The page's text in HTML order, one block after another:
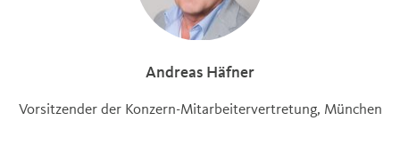
Andreas Häfner
Vorsitzender der Konzern-Mitarbeitervertretung, München